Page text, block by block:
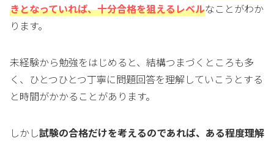
きとなっていれば、十分合格を狙えるレベルなことがわか
ります。
未経験から勉強をはじめると、結構つまづくところも多
く、ひとつひとつ丁寧に問題回答を理解していこうとする
と時間がかかることがあります。
しかし試験の合格だけを考えるのであれば、ある程度理解